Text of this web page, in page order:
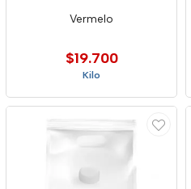
Vermelo
$19.700
Kilo